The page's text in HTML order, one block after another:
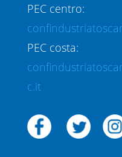
PEC centro:
PEC costa:
c.it